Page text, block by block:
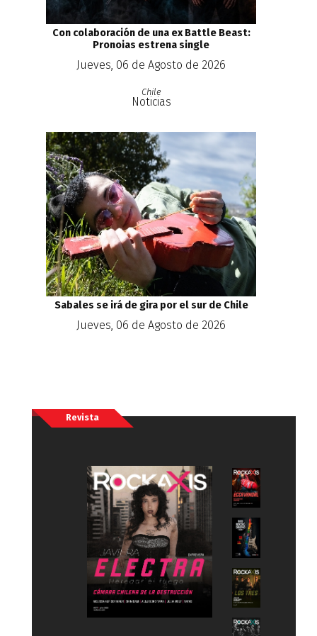
Con colaboración de una ex Battle Beast:
Pronoias estrena single
Jueves, 06 de Agosto de 2026
Chile
Noticias
Sabales se irá de gira por el sur de Chile
Jueves, 06 de Agosto de 2026
Revista